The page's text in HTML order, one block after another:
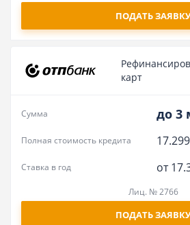
ПОДАТЬ ЗАЯВКУ
карт
до 3
Сумма
Полная стоимость кредита
от
Ставка в год
Лиц. № 2766
ПОДАТЬ ЗАЯВКУ